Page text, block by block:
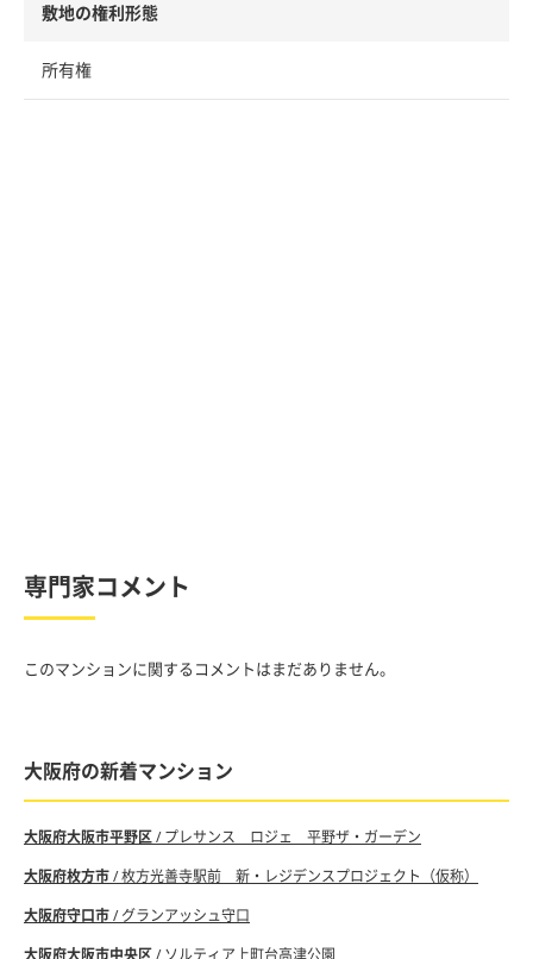
敷地の権利形態
所有権
専門家コメント
このマンションに関するコメントはまだありません。
大阪府の新着マンション
大阪府大阪市平野区/ プレサンス ロジェ 平野ザ・ガーデン
大阪府枚方市/ 枚方光善寺駅前 新・レジデンスプロジェクト（仮称）
大阪府守口市/ グランアッシュ守口
大阪府大阪市中央区/ ソルティア上町台高津公園